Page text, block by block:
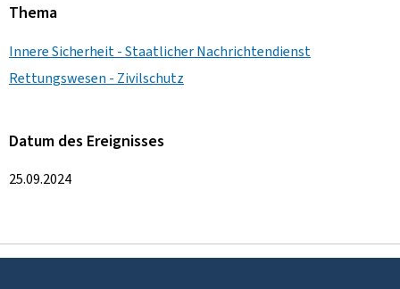
Thema
Innere Sicherheit - Staatlicher Nachrichtendienst
Rettungswesen - Zivilschutz
Datum des Ereignisses
25.09.2024